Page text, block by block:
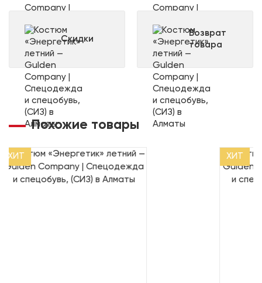
Скидки
Возврат
товара
Похожие товары